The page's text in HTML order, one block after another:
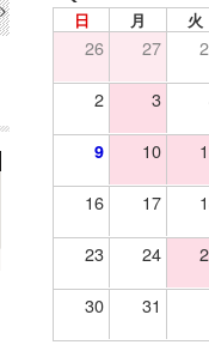
日 月 火
26 27
2 3
9 10
16 17
23 24
30 31